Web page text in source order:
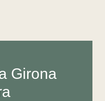
Girona